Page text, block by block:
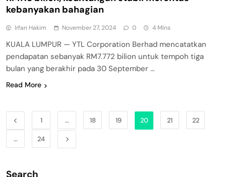
kebanyakan bahagian
Irfan Hakim November 27, 2024 0 4 Mins
KUALA LUMPUR — YTL Corporation Berhad mencatatkan
pendapatan sebanyak RM7.772 bilion untuk tempoh tiga
bulan yang berakhir pada 30 September …
Read More
1 … 18 19 20 21 22
… 24
Search